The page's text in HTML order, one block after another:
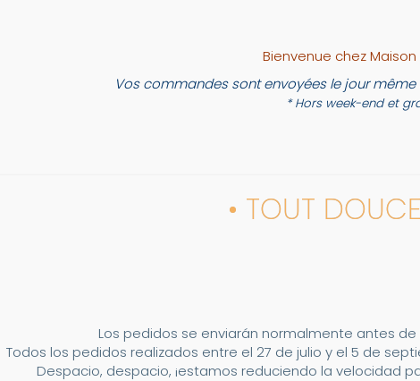
Bienvenue chez
Vos commandes sont envoyées le jour
* Hors week-end et
• TOUT
Los pedidos se enviarán normalmente antes
Todos los pedidos realizados entre el 27 de julio y el 5 de
Despacio, despacio, ¡estamos reduciendo la velocidad